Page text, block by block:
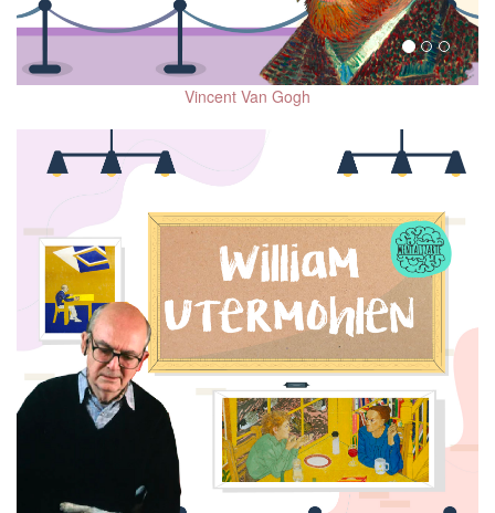
Vincent Van Gogh